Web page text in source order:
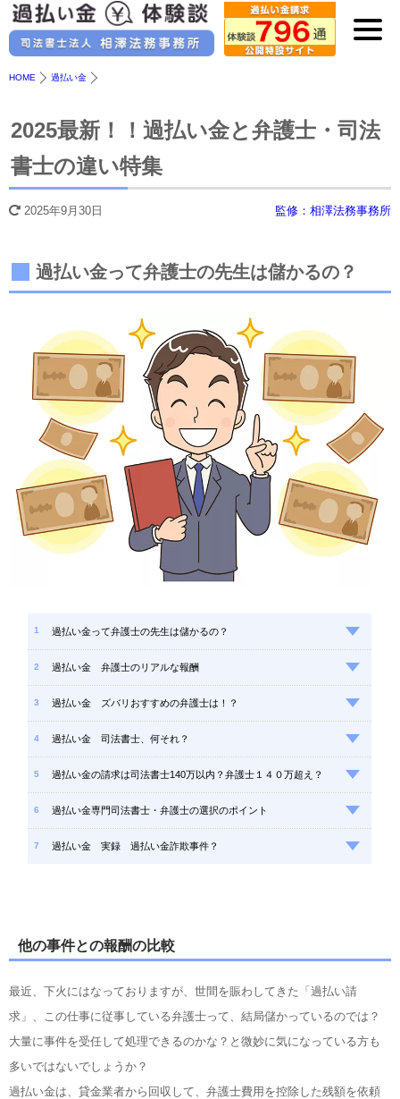
HOME 過払い金
2025最新！！過払い金と弁護士・司法
書士の違い特集
2025年9月30日 監修：相澤法務事務所
過払い金って弁護士の先生は儲かるの？
過払い金って弁護士の先生は儲かるの？
過払い金 弁護士のリアルな報酬
過払い金 ズバリおすすめの弁護士は！？
過払い金 司法書士、何それ？
過払い金の請求は司法書士140万以内？弁護士１４０万超え？
過払い金専門司法書士・弁護士の選択のポイント
過払い金 実録 過払い金詐欺事件？
他の事件との報酬の比較
最近、下火にはなっておりますが、世間を賑わしてきた「過払い請
求」、この仕事に従事している弁護士って、結局儲かっているのでは？
大量に事件を受任して処理できるのかな？と微妙に気になっている方も
多いではないでしょうか？
過払い金は、貸金業者から回収して、弁護士費用を控除した残額を依頼